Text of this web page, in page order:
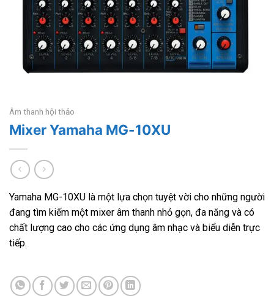
Âm thanh hội thảo
Mixer Yamaha MG-10XU
Yamaha MG-10XU là một lựa chọn tuyệt vời cho những người
đang tìm kiếm một mixer âm thanh nhỏ gọn, đa năng và có
chất lượng cao cho các ứng dụng âm nhạc và biểu diễn trực
tiếp.